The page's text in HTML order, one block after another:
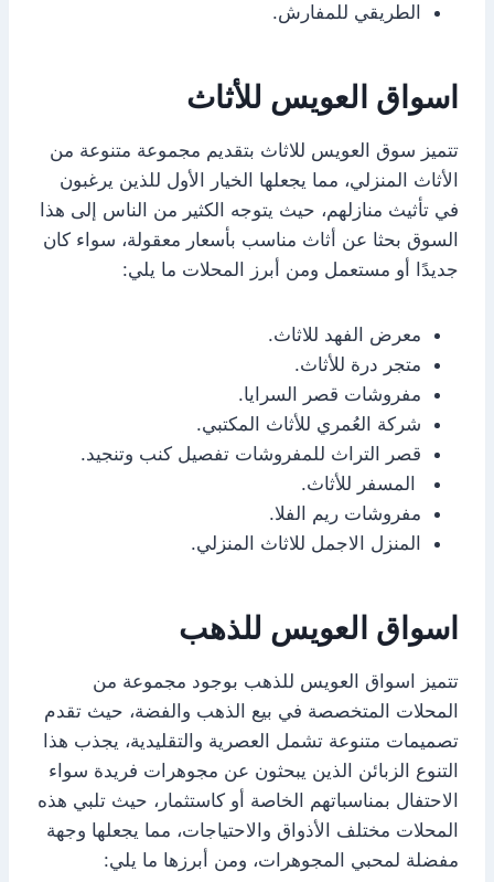
الطريقي للمفارش.
اسواق العويس للأثاث
تتميز سوق العويس للاثاث بتقديم مجموعة متنوعة من
الأثاث المنزلي، مما يجعلها الخيار الأول للذين يرغبون
في تأثيث منازلهم، حيث يتوجه الكثير من الناس إلى هذا
السوق بحثا عن أثاث مناسب بأسعار معقولة، سواء كان
جديدًا أو مستعمل ومن أبرز المحلات ما يلي:
معرض الفهد للاثاث.
متجر درة للأثاث.
مفروشات قصر السرايا.
شركة العُمري للأثاث المكتبي.
قصر التراث للمفروشات تفصيل كنب وتنجيد.
المسفر للأثاث.
مفروشات ريم الفلا.
المنزل الاجمل للاثاث المنزلي.
اسواق العويس للذهب
تتميز اسواق العويس للذهب بوجود مجموعة من
المحلات المتخصصة في بيع الذهب والفضة، حيث تقدم
تصميمات متنوعة تشمل العصرية والتقليدية، يجذب هذا
التنوع الزبائن الذين يبحثون عن مجوهرات فريدة سواء
الاحتفال بمناسباتهم الخاصة أو كاستثمار، حيث تلبي هذه
المحلات مختلف الأذواق والاحتياجات، مما يجعلها وجهة
مفضلة لمحبي المجوهرات، ومن أبرزها ما يلي: